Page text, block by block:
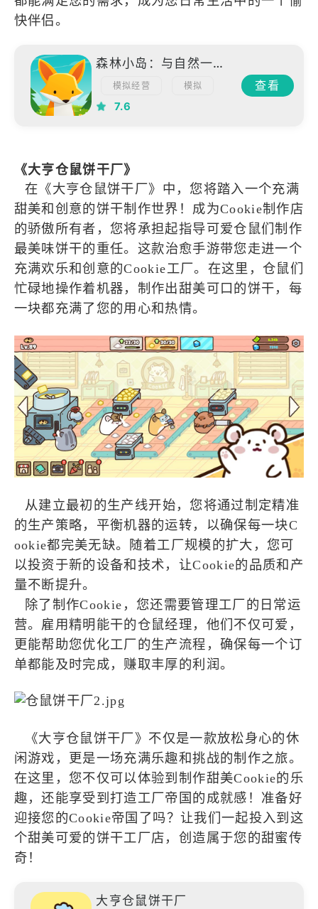
快伴侣。
森林小岛：与自然一起享受的放置型治愈游戏
模拟经营 模拟
7.6
查看
《大亨仓鼠饼干厂》
在《大亨仓鼠饼干厂》中，您将踏入一个充满
甜美和创意的饼干制作世界！成为Cookie制作店
的骄傲所有者，您将承担起指导可爱仓鼠们制作
最美味饼干的重任。 这款治愈手游带您走进一个
充满欢乐和创意的Cookie工厂。在这里，仓鼠们
忙碌地操作着机器，制作出甜美可口的饼干，每
一块都充满了您的用心和热情。
从建立最初的生产线开始，您将通过制定精准
的生产策略，平衡机器的运转，以确保每一块C
ookie都完美无缺。随着工厂规模的扩大，您可
以投资于新的设备和技术，让Cookie的品质和产
量不断提升。
除了制作Cookie，您还需要管理工厂的日常运
营。雇用精明能干的仓鼠经理，他们不仅可爱，
更能帮助您优化工厂的生产流程，确保每一个订
单都能及时完成，赚取丰厚的利润。
《大亨仓鼠饼干厂》不仅是一款放松身心的休
闲游戏，更是一场充满乐趣和挑战的制作之旅。
在这里，您不仅可以体验到制作甜美Cookie的乐
趣，还能享受到打造工厂帝国的成就感！准备好
迎接您的Cookie帝国了吗？让我们一起投入到这
个甜美可爱的饼干工厂店，创造属于您的甜蜜传
奇！
大亨仓鼠饼干厂